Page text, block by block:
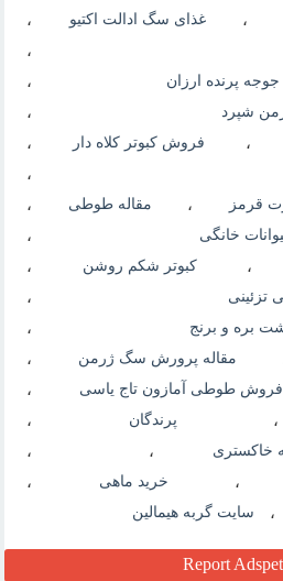
، غذای سگ ادالت اکتیو ،
،
پرنده ارزان ،
شپرد ،
، فروش کبوتر کلاه دار ،
،
قرمز ، مقاله طوطی ،
خانگی ،
، کبوتر شکم روشن ،
،
بره و برنج ،
مقاله پرورش سگ ژرمن ،
فروش طوطی آمازون تاج یاسی ،
پرندگان ،
خاکستری ، ،
، خرید ماهی ،
، سایت گربه هیمالین
Report